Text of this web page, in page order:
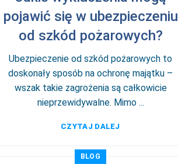
pojawić się w ubezpieczeniu
od szkód pożarowych?
Ubezpieczenie od szkód pożarowych to
doskonały sposób na ochronę majątku –
wszak takie zagrożenia są całkowicie
nieprzewidywalne. Mimo ...
CZYTAJ DALEJ
BLOG